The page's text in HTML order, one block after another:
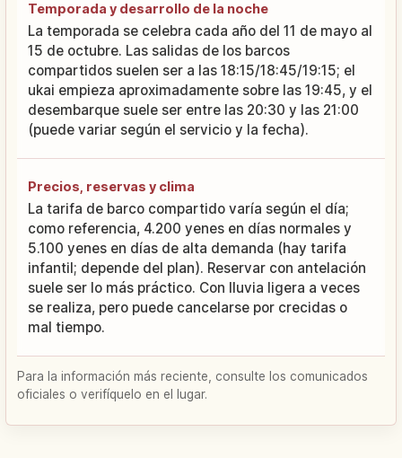
Temporada y desarrollo de la noche
La temporada se celebra cada año del 11 de mayo al
15 de octubre. Las salidas de los barcos
compartidos suelen ser a las 18:15/18:45/19:15; el
ukai empieza aproximadamente sobre las 19:45, y el
desembarque suele ser entre las 20:30 y las 21:00
(puede variar según el servicio y la fecha).
Precios, reservas y clima
La tarifa de barco compartido varía según el día;
como referencia, 4.200 yenes en días normales y
5.100 yenes en días de alta demanda (hay tarifa
infantil; depende del plan). Reservar con antelación
suele ser lo más práctico. Con lluvia ligera a veces
se realiza, pero puede cancelarse por crecidas o
mal tiempo.
Para la información más reciente, consulte los comunicados
oficiales o verifíquelo en el lugar.